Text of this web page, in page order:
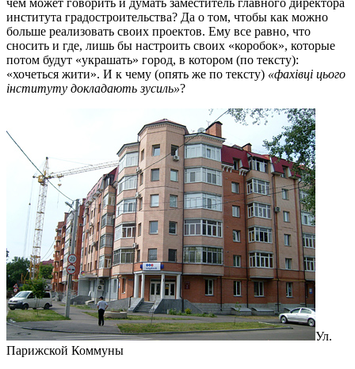
института градостроительства? Да о том, чтобы как можно
больше реализовать своих проектов. Ему все равно, что
сносить и где, лишь бы настроить своих «коробок», которые
потом будут «украшать» город, в котором (по тексту):
«хочеться жити». И к чему (опять же по тексту) «фахівці цього
інституту докладають зусиль»?
Ул.
Парижской Коммуны